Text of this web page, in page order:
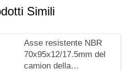
Simili
Asse resistente NBR
70x95x12/17.5mm del
camion della